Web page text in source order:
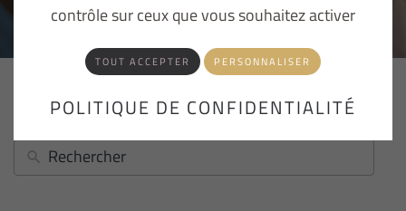
contrôle sur ceux que vous souhaitez activer
TOUT ACCEPTER PERSONNALISER
POLITIQUE DE CONFIDENTIALITÉ
[object Object]